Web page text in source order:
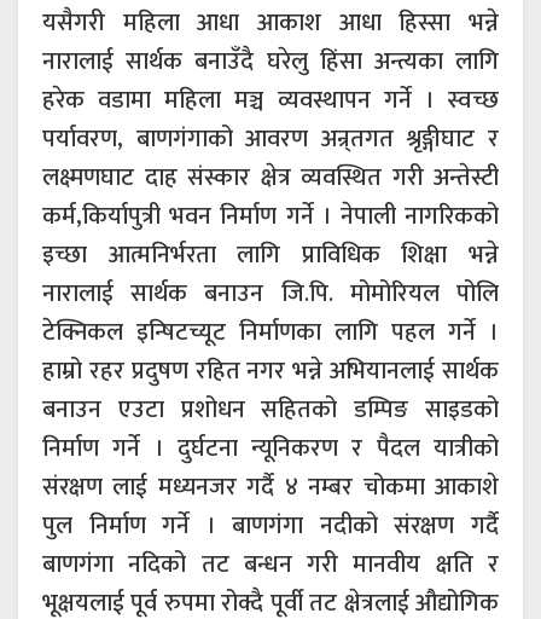
यसैगरी महिला आधा आकाश आधा हिस्सा भन्ने
नारालाई सार्थक बनाउँदै घरेलु हिंसा अन्त्यका लागि
हरेक वडामा महिला मञ्च व्यवस्थापन गर्ने । स्वच्छ
पर्यावरण, बाणगंगाको आवरण अन्र्तगत श्रृङ्गीघाट र
लक्ष्मणघाट दाह संस्कार क्षेत्र व्यवस्थित गरी अन्तेस्टी
कर्म,किर्यापुत्री भवन निर्माण गर्ने । नेपाली नागरिकको
इच्छा आत्मनिर्भरता लागि प्राविधिक शिक्षा भन्ने
नारालाई सार्थक बनाउन जि.पि. मोमोरियल पोलि
टेक्निकल इन्षिटच्यूट निर्माणका लागि पहल गर्ने ।
हाम्रो रहर प्रदुषण रहित नगर भन्ने अभियानलाई सार्थक
बनाउन एउटा प्रशोधन सहितको डम्पिङ साइडको
निर्माण गर्ने । दुर्घटना न्यूनिकरण र पैदल यात्रीको
संरक्षण लाई मध्यनजर गर्दै ४ नम्बर चोकमा आकाशे
पुल निर्माण गर्ने । बाणगंगा नदीको संरक्षण गर्दै
बाणगंगा नदिको तट बन्धन गरी मानवीय क्षति र
भूक्षयलाई पूर्व रुपमा रोक्दै पूर्वी तट क्षेत्रलाई औद्योगिक